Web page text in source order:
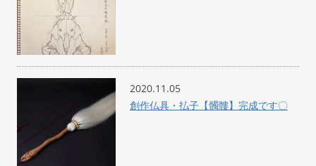
2020.11.05
創作仏具・払子【髑髏】完成です〇